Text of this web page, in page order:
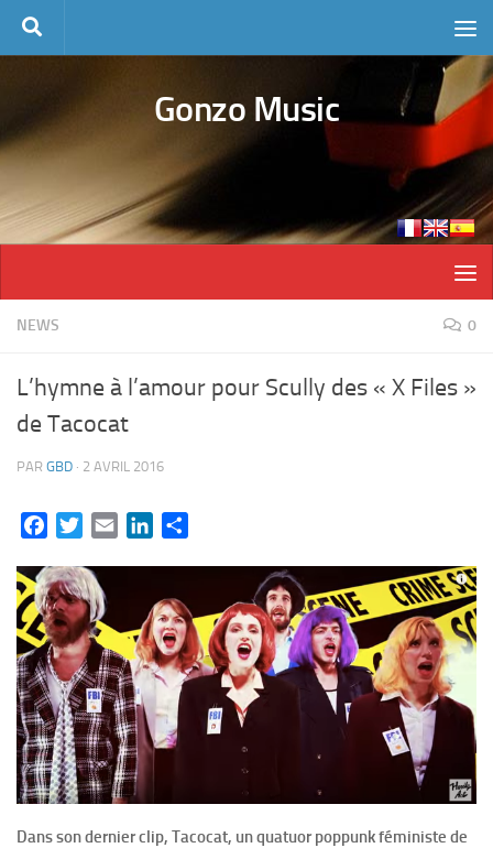
Skip to content
Gonzo Music
NEWS 0
L’hymne à l’amour pour Scully des « X Files »
de Tacocat
PAR GBD · 2 AVRIL 2016
FacebookTwitterEmail LinkedIn
Dans son dernier clip, Tacocat, un quatuor poppunk féministe de